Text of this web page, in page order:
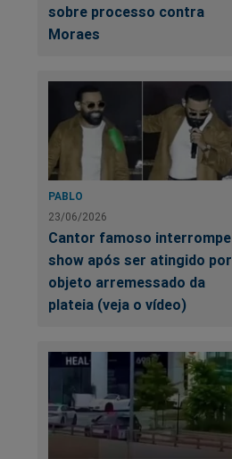
sobre processo contra
Moraes
PABLO
23/06/2026
Cantor famoso interrompe
show após ser atingido por
objeto arremessado da
plateia (veja o vídeo)